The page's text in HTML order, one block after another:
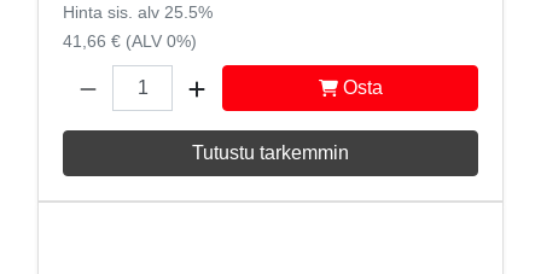
Hinta sis. alv 25.5%
41,66 € (ALV 0%)
Osta
Tutustu tarkemmin